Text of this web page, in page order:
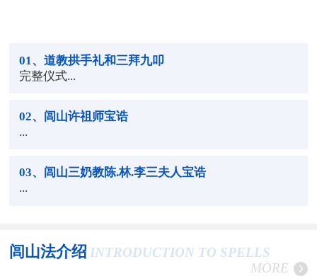
01 、道教拱手礼和三拜九叩
完整仪式...
02、闾山许祖师宝诰
...
03、闾山三奶教陈.林.李三夫人宝诰
...
闾山法介绍 INTRODUCTION TO SPELLS
MORE